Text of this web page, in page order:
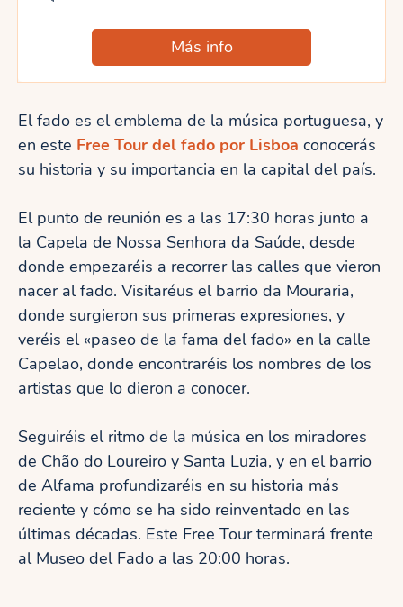
Más info
El fado es el emblema de la música portuguesa, y
en este Free Tour del fado por Lisboa conocerás
su historia y su importancia en la capital del país.
El punto de reunión es a las 17:30 horas junto a
la Capela de Nossa Senhora da Saúde, desde
donde empezaréis a recorrer las calles que vieron
nacer al fado. Visitaréus el barrio da Mouraria,
donde surgieron sus primeras expresiones, y
veréis el «paseo de la fama del fado» en la calle
Capelao, donde encontraréis los nombres de los
artistas que lo dieron a conocer.
Seguiréis el ritmo de la música en los miradores
de Chão do Loureiro y Santa Luzia, y en el barrio
de Alfama profundizaréis en su historia más
reciente y cómo se ha sido reinventado en las
últimas décadas. Este Free Tour terminará frente
al Museo del Fado a las 20:00 horas.